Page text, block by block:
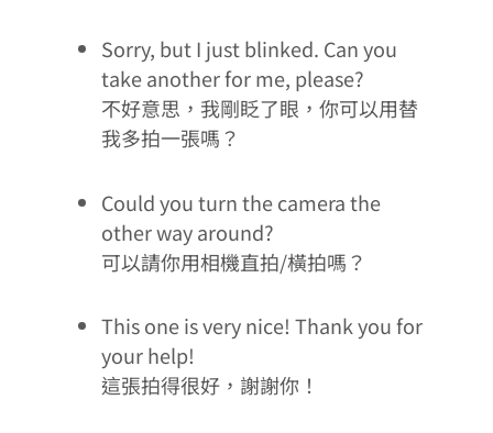
Sorry, but I just blinked. Can you
take another for me, please?
不好意思，我剛眨了眼，你可以用替
我多拍一張嗎？
Could you turn the camera the
other way around?
可以請你用相機直拍/橫拍嗎？
This one is very nice! Thank you for
your help!
這張拍得很好，謝謝你！